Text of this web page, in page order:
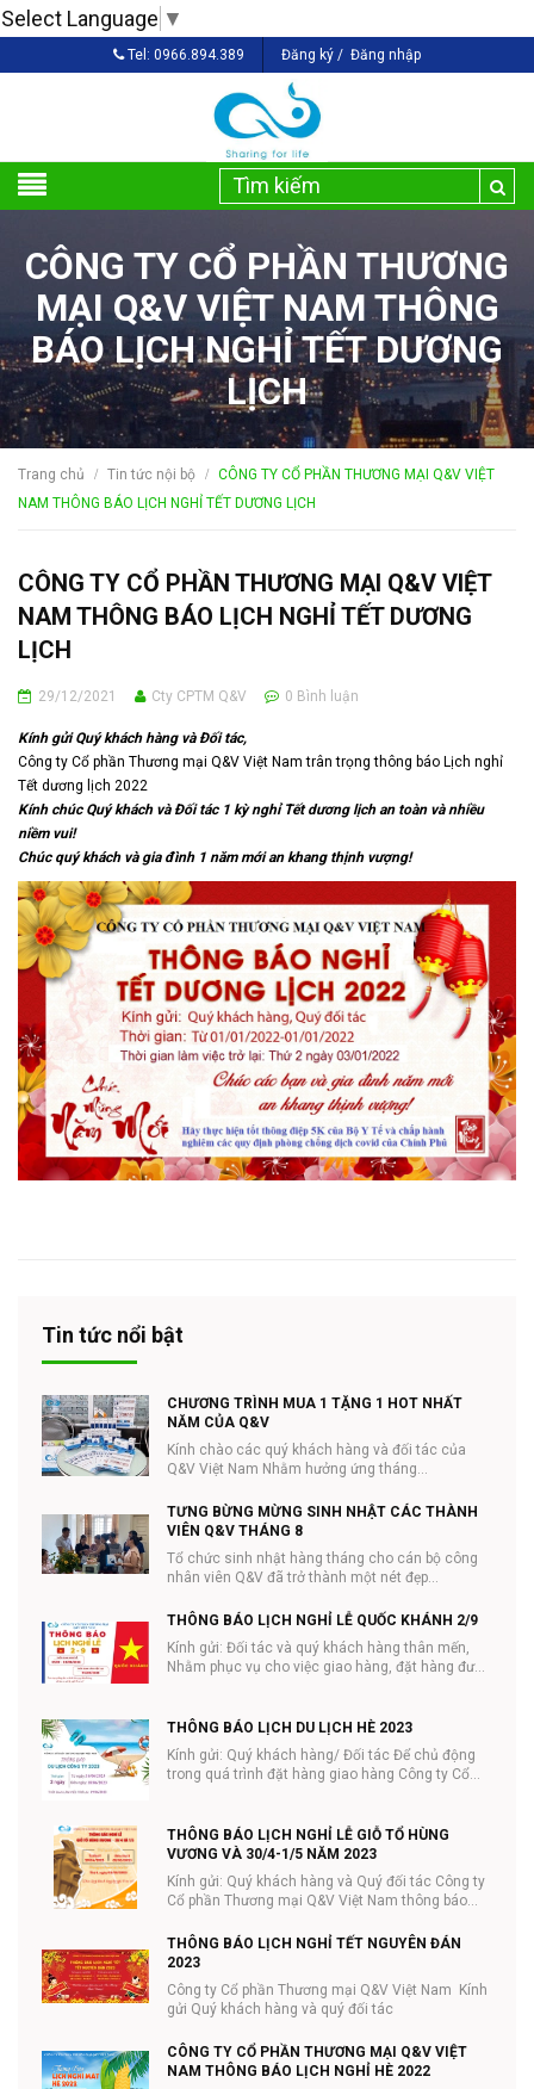
Select Language ▼
Tel: 0966.894.389 Đăng ký / Đăng nhập
CÔNG TY CỔ PHẦN THƯƠNG
MẠI Q&V VIỆT NAM THÔNG
BÁO LỊCH NGHỈ TẾT DƯƠNG
LỊCH
Trang chủ / Tin tức nội bộ /
CÔNG TY CỔ PHẦN THƯƠNG MẠI Q&V VIỆT
NAM THÔNG BÁO LỊCH NGHỈ TẾT DƯƠNG LỊCH
CÔNG TY CỔ PHẦN THƯƠNG MẠI Q&V VIỆT
NAM THÔNG BÁO LỊCH NGHỈ TẾT DƯƠNG
LỊCH
29/12/2021 Cty CPTM Q&V 0 Bình luận
Kính gửi Quý khách hàng và Đối tác,
Công ty Cổ phần Thương mại Q&V Việt Nam trân trọng thông báo Lịch nghỉ
Tết dương lịch 2022
Kính chúc Quý khách và Đối tác 1 kỳ nghỉ Tết dương lịch an toàn và nhiều
niềm vui!
Chúc quý khách và gia đình 1 năm mới an khang thịnh vượng!
Tin tức nổi bật
CHƯƠNG TRÌNH MUA 1 TẶNG 1 HOT NHẤT
NĂM CỦA Q&V
Kính chào các quý khách hàng và đối tác của
Q&V Việt Nam Nhằm hưởng ứng tháng
TƯNG BỪNG MỪNG SINH NHẬT CÁC THÀNH
VIÊN Q&V THÁNG 8
Tổ chức sinh nhật hàng tháng cho cán bộ công
nhân viên Q&V đã trở thành một nét đẹp...
THÔNG BÁO LỊCH NGHỈ LỄ QUỐC KHÁNH 2/9
Kính gửi: Đối tác và quý khách hàng thân mến,
Nhằm phục vụ cho việc giao hàng, đặt hàng được
THÔNG BÁO LỊCH DU LỊCH HÈ 2023
Kính gửi: Quý khách hàng/ Đối tác Để chủ động
trong quá trình đặt hàng giao hàng Công ty Cổ
THÔNG BÁO LỊCH NGHỈ LỄ GIỖ TỔ HÙNG
VƯƠNG VÀ 30/4-1/5 NĂM 2023
Kính gửi: Quý khách hàng và Quý đối tác Công ty
Cổ phần Thương mại Q&V Việt Nam thông báo
THÔNG BÁO LỊCH NGHỈ TẾT NGUYÊN ĐÁN
2023
Công ty Cổ phần Thương mại Q&V Việt Nam Kính
gửi Quý khách hàng và quý đối tác
CÔNG TY CỔ PHẦN THƯƠNG MẠI Q&V VIỆT
NAM THÔNG BÁO LỊCH NGHỈ HÈ 2022